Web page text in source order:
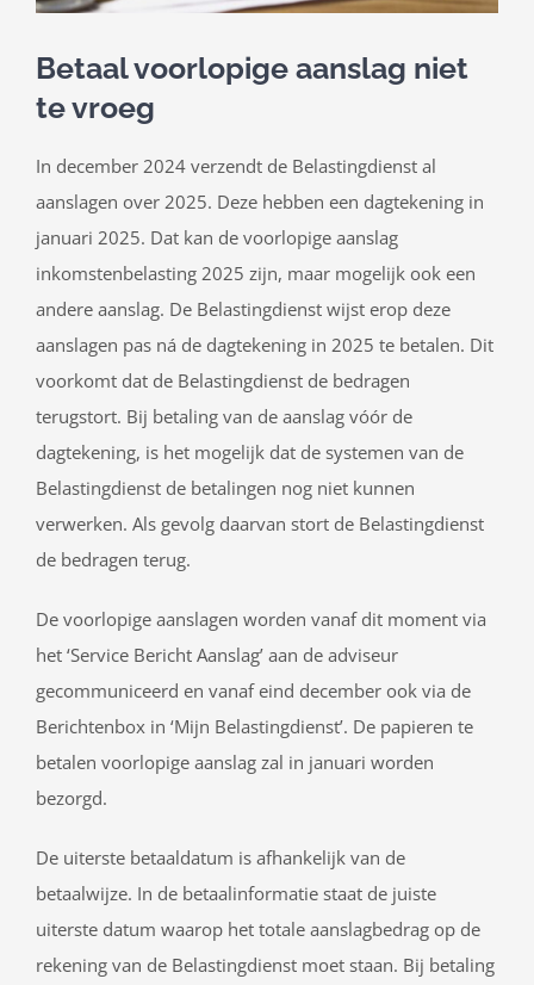
Betaal voorlopige aanslag niet
te vroeg
In december 2024 verzendt de Belastingdienst al
aanslagen over 2025. Deze hebben een dagtekening in
januari 2025. Dat kan de voorlopige aanslag
inkomstenbelasting 2025 zijn, maar mogelijk ook een
andere aanslag. De Belastingdienst wijst erop deze
aanslagen pas ná de dagtekening in 2025 te betalen. Dit
voorkomt dat de Belastingdienst de bedragen
terugstort. Bij betaling van de aanslag vóór de
dagtekening, is het mogelijk dat de systemen van de
Belastingdienst de betalingen nog niet kunnen
verwerken. Als gevolg daarvan stort de Belastingdienst
de bedragen terug.
De voorlopige aanslagen worden vanaf dit moment via
het ‘Service Bericht Aanslag’ aan de adviseur
gecommuniceerd en vanaf eind december ook via de
Berichtenbox in ‘Mijn Belastingdienst’. De papieren te
betalen voorlopige aanslag zal in januari worden
bezorgd.
De uiterste betaaldatum is afhankelijk van de
betaalwijze. In de betaalinformatie staat de juiste
uiterste datum waarop het totale aanslagbedrag op de
rekening van de Belastingdienst moet staan. Bij betaling